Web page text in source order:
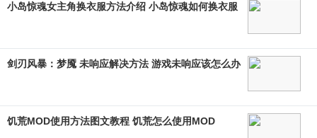
小岛惊魂女主角换衣服方法介绍 小岛惊魂如何换衣服
剑刃风暴：梦魇 未响应解决方法 游戏未响应该怎么办
饥荒MOD使用方法图文教程 饥荒怎么使用MOD